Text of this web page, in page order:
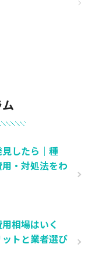
したら｜種
・対処法をわ
相場はいく
トと業者選び